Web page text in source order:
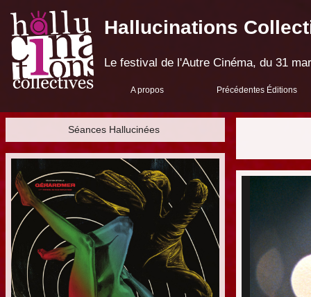
Hallucinations
Le festival de l'Autre Cinéma, du 31
A propos Précédentes Éditions
Séances Hallucinées